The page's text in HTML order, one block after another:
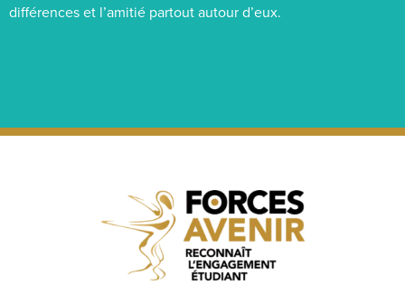
différences et l’amitié partout autour d’eux.